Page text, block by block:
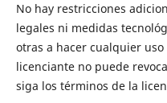
No hay restricciones
legales ni medidas
otras a hacer cualquier
licenciante no puede
siga los términos de la